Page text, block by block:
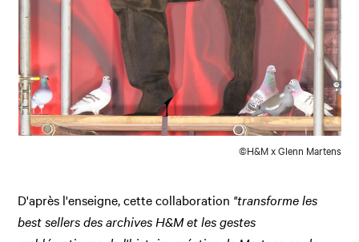
©H&M x Glenn Martens
D'après l'enseigne, cette collaboration "transforme les
best sellers des archives H&M et les gestes